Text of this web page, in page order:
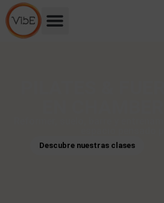
Descubre nuestras clases